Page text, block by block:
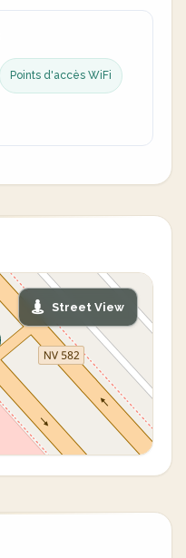
Points d'accès WiFi
Street View